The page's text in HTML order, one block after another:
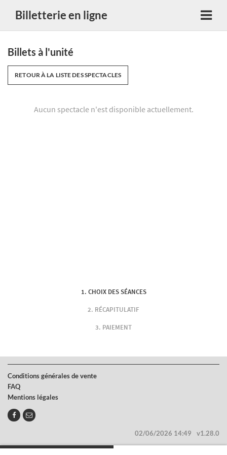
Billetterie en ligne
Billets à l'unité
RETOUR À LA LISTE DES SPECTACLES
Aucun spectacle n'est disponible actuellement.
CHOIX DES SÉANCES
RÉCAPITULATIF
PAIEMENT
Conditions générales de vente
FAQ
Mentions légales
02/06/2026 14:49 v1.28.0